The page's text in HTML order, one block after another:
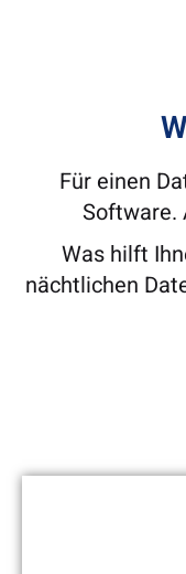
Für einen
Software.
Was hilft
nächtlichen